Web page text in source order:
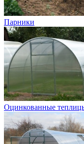
Парники
Оцинкованные